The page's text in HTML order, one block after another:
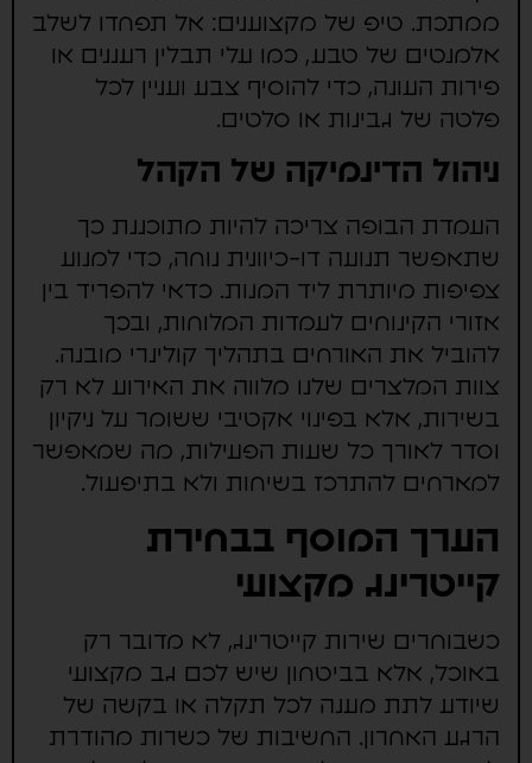
ממתכת. טיפ של מקצוענים: אל תפחדו לשלב
אלמנטים של טבע, כמו עלי תבלין רעננים או
פירות העונה, כדי להוסיף צבע ועניין לכל
פלטה של גבינות או סלטים.
ניהול הדינמיקה של הקהל
העמדת הבופה צריכה להיות מתוכננת כך
שתאפשר תנועה דו-כיוונית נוחה, כדי למנוע
צפיפות מיותרת ליד המנות. כדאי להפריד בין
אזורי הקינוחים לעמדות המלוחות, ובכך
להוביל את האורחים בתהליך קולינרי מובנה.
צוות המלצרים שלנו מלווה את האירוע לא רק
בשירות, אלא בפינוי אקטיבי ששומר על ניקיון
וסדר לאורך כל שעות הפעילות, מה שמאפשר
למארחים להתרכז בשיחות ולא בתיפעול.
הערך המוסף בבחירת
קייטרינג מקצועי
כשבוחרים שירות קייטרינג, לא מדובר רק
באוכל, אלא בביטחון שיש לכם גב מקצועי
שיודע לתת מענה לכל תקלה או בקשה של
הרגע האחרון. החשיבות של כשרות מהודרת